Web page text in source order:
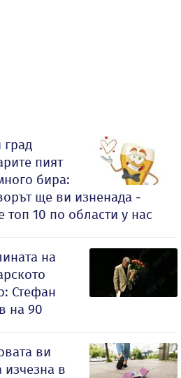
град
пият
бира:
ще ви изненада -
топ 10 по области у нас
на
Стефан
на 90
ви
изчезна в